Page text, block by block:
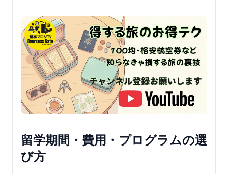
留学期間・費用・プログラムの選
び方